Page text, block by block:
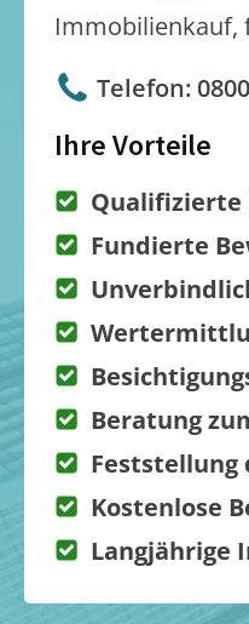
Immobilienkauf,
Telefon:
Ihre Vorteile
Fundierte
Beratung
Feststellung
Kostenlose
Langjährige